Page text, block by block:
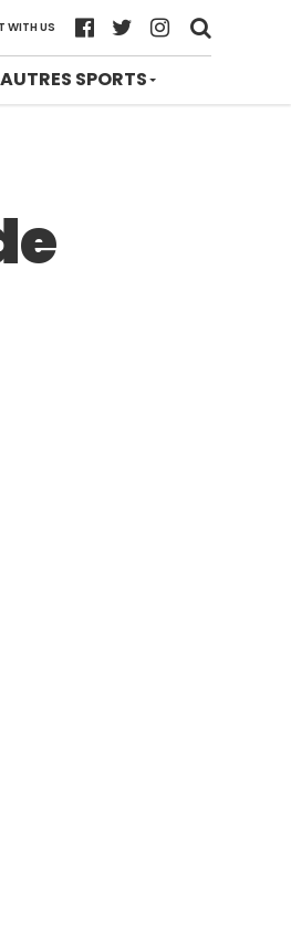
WITH US
AUTRES SPORTS